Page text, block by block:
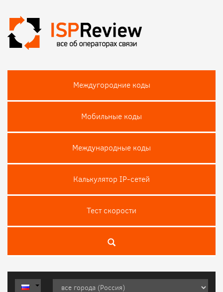
Междугородние коды
Мобильные коды
Международные коды
Калькулятор IP-сетей
Тест скороcти